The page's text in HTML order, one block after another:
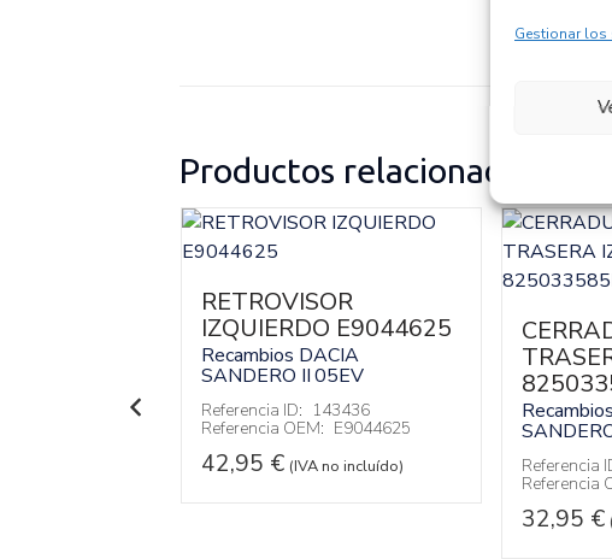
Gestionar los
Productos relacionados
RETROVISOR
IZQUIERDO E9044625
Recambios DACIA
SANDERO II 05EV
Referencia ID: 143436
Referencia OEM: E9044625
42,95 € (IVA no incluído) Referencia
Referencia
32,95 €